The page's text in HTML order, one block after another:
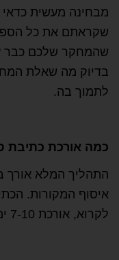
מבחינה מעשית
שקראתם את כל
שהמחקר שלכם כבר
בדיוק מה שאלת
לתמוך בה.
כמה אורכת כתיבת
איסוף המקורות.
לקרוא, אורכת 7-10 ימים.